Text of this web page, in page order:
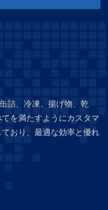
詰、冷凍、揚げ物、乾
を満たすようにカスタマ
おり、最適な効率と優れ